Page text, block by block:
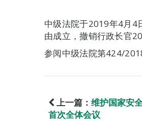
中级法院于2019年4月4
由成立，撤销行政长官
参阅中级法院第424/
上一篇： 维护国家安
首次全体会议